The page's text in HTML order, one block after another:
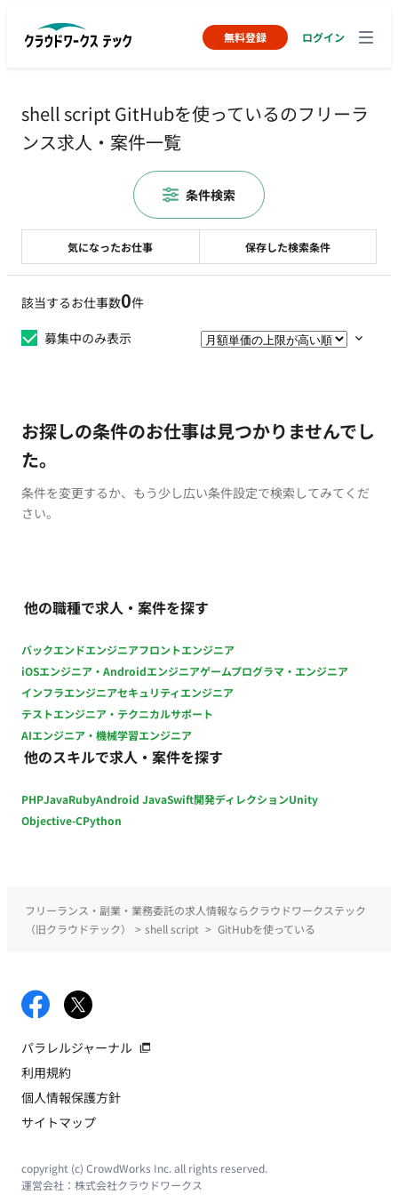
無料登録 ログイン
shell script GitHubを使っているのフリーラ
ンス求人・案件一覧
該当するお仕事数0件
募集中のみ表示
お探しの条件のお仕事は見つかりませんでし
た。
条件を変更するか、もう少し広い条件設定で検索してみてくだ
さい。
他の職種で求人・案件を探す
バックエンドエンジニアフロントエンジニア
iOSエンジニア・Androidエンジニアゲームプログラマ・エンジニア
インフラエンジニアセキュリティエンジニア
テストエンジニア・テクニカルサポート
AIエンジニア・機械学習エンジニア
他のスキルで求人・案件を探す
PHPJavaRubyAndroid JavaSwift開発ディレクションUnity
Objective-CPython
気になったお仕事 保存した検索条件
条件検索
フリーランス・副業・業務委託の求人情報ならクラウドワークステック
（旧クラウドテック）
> shell script > GitHubを使っている
パラレルジャーナル
利用規約
個人情報保護方針
サイトマップ
copyright (c) CrowdWorks Inc. all rights reserved.
運営会社： 株式会社クラウドワークス